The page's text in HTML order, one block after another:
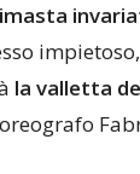
la valletta